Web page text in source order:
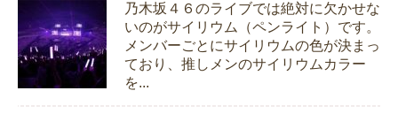
乃木坂４６のライブでは絶対に欠かせな
いのがサイリウム（ペンライト）です。
メンバーごとにサイリウムの色が決まっ
ており、推しメンのサイリウムカラー
を...